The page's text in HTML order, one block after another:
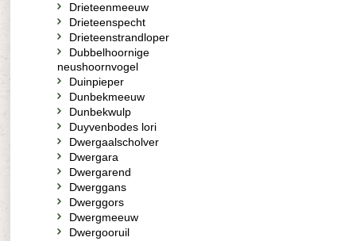
Drieteenmeeuw
Drieteenspecht
Drieteenstrandloper
Dubbelhoornige
neushoornvogel
Duinpieper
Dunbekmeeuw
Dunbekwulp
Duyvenbodes lori
Dwergaalscholver
Dwergara
Dwergarend
Dwerggans
Dwerggors
Dwergmeeuw
Dwergooruil